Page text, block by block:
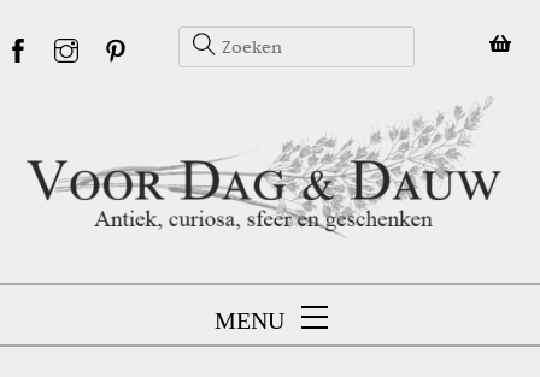
to
MENU